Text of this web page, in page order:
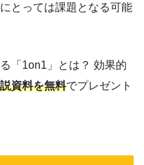
とっては課題となる可能
「1on1」とは？ 効果的
資料を無料でプレゼント